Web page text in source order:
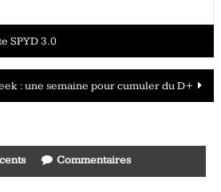
SPYD 3.0
: une semaine pour cumuler du D+
Commentaires